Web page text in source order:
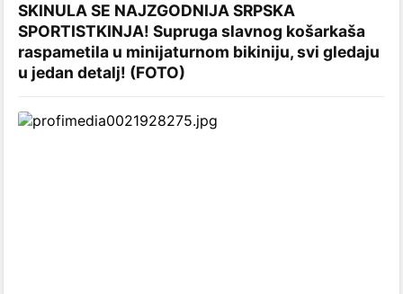
SKINULA SE NAJZGODNIJA SRPSKA
SPORTISTKINJA! Supruga slavnog košarkaša
raspametila u minijaturnom bikiniju, svi gledaju
u jedan detalj! (FOTO)